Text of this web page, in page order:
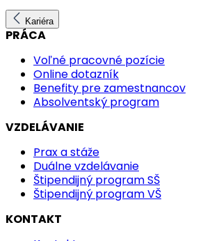
Kariéra
PRÁCA
Voľné pracovné pozície
Online dotazník
Benefity pre zamestnancov
Absolventský program
VZDELÁVANIE
Prax a stáže
Duálne vzdelávanie
Štipendijný program SŠ
Štipendijný program VŠ
KONTAKT